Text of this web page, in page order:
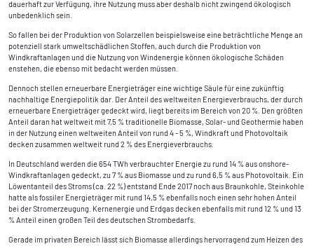
dauerhaft zur Verfügung, ihre Nutzung muss aber deshalb nicht zwingend ökologisch
unbedenklich sein.
So fallen bei der Produktion von Solarzellen beispielsweise eine beträchtliche Menge an
potenziell stark umweltschädlichen Stoffen, auch durch die Produktion von
Windkraftanlagen und die Nutzung von Windenergie können ökologische Schäden
enstehen, die ebenso mit bedacht werden müssen.
Dennoch stellen erneuerbare Energieträger eine wichtige Säule für eine zukünftig
nachhaltige Energiepolitik dar. Der Anteil des weltweiten Energieverbrauchs, der durch
erneuerbare Energieträger gedeckt wird, liegt bereits im Bereich von 20 %. Den größten
Anteil daran hat weltweit mit 7,5 % traditionelle Biomasse, Solar- und Geothermie haben
in der Nutzung einen weltweiten Anteil von rund 4 - 5 %, Windkraft und Photovoltaik
decken zusammen weltweit rund 2 % des Energieverbrauchs.
In Deutschland werden die 654 TWh verbrauchter Energie zu rund 14 % aus onshore-
Windkraftanlagen gedeckt, zu 7 % aus Biomasse und zu rund 6,5 % aus Photovoltaik. Ein
Löwentanteil des Stroms (ca. 22 %) entstand Ende 2017 noch aus Braunkohle, Steinkohle
hatte als fossiler Energieträger mit rund 14,5 % ebenfalls noch einen sehr hohen Anteil
bei der Stromerzeugung. Kernenergie und Erdgas decken ebenfalls mit rund 12 % und 13
% Anteil einen großen Teil des deutschen Strombedarfs.
Gerade im privaten Bereich lässt sich Biomasse allerdings hervorragend zum Heizen des